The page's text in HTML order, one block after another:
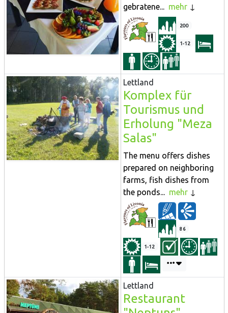
gebratene... mehr
200
1-12
Lettland
Komplex für
Tourismus und
Erholung "Meza
Salas"
The menu offers dishes
prepared on neighboring
farms, fish dishes from
the ponds... mehr
86
1-12
Lettland
Restaurant